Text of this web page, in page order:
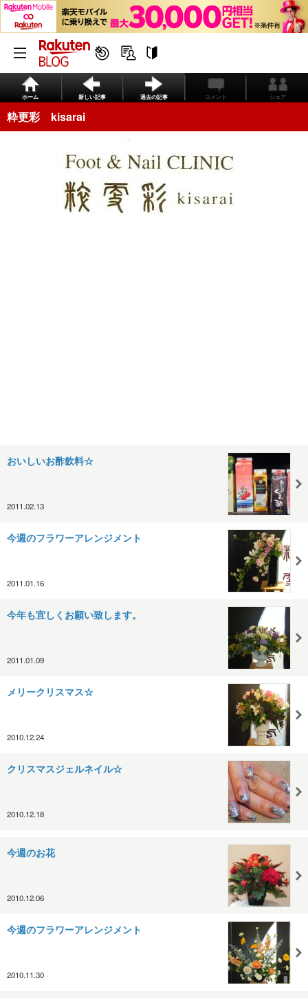
ホーム 新しい記事 過去の記事 コメント シェア
粋更彩 kisarai
おいしいお酢飲料☆
2011.02.13
今週のフラワーアレンジメント
2011.01.16
今年も宜しくお願い致します。
2011.01.09
メリークリスマス☆
2010.12.24
クリスマスジェルネイル☆
2010.12.18
今週のお花
2010.12.06
今週のフラワーアレンジメント
2010.11.30